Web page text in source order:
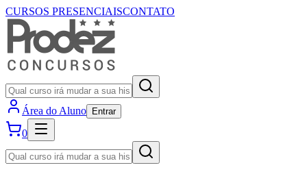
CURSOS PRESENCIAISCONTATO
Área do Aluno Entrar
0